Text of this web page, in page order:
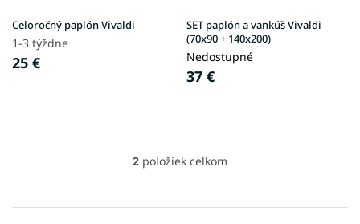
u
k
t
o
Celoročný paplón Vivaldi
1-3 týždne
25 €
SET paplón a vankúš Vivaldi
(70x90 + 140x200)
Nedostupné
37 €
O
á
2 položiek celkom